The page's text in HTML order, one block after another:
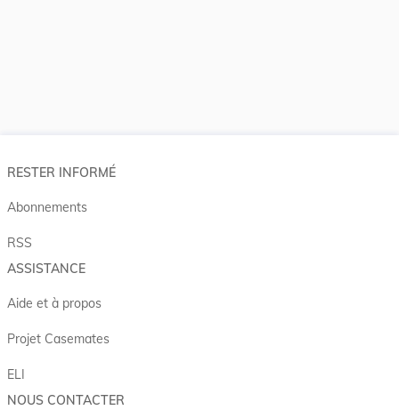
RESTER INFORMÉ
Abonnements
RSS
ASSISTANCE
Aide et à propos
Projet Casemates
ELI
NOUS CONTACTER